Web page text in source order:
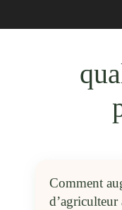
Comment
d’agriculteur